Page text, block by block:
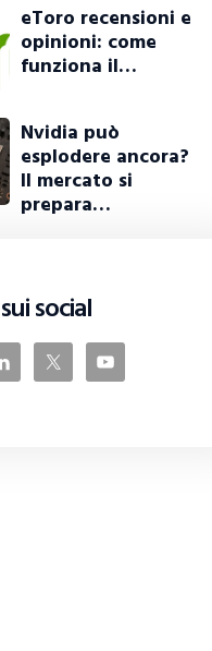
eToro recensioni e
opinioni: come
funziona il…
Nvidia può
esplodere ancora?
Il mercato si
prepara…
social